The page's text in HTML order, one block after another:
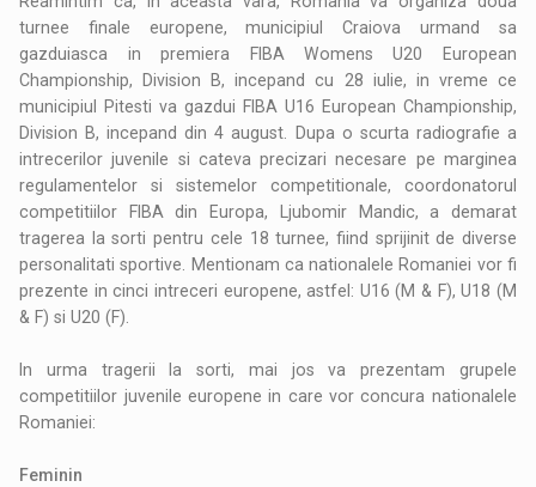
turnee finale europene, municipiul Craiova urmand sa
gazduiasca in premiera FIBA Womens U20 European
Championship, Division B, incepand cu 28 iulie, in vreme ce
municipiul Pitesti va gazdui FIBA U16 European Championship,
Division B, incepand din 4 august. Dupa o scurta radiografie a
intrecerilor juvenile si cateva precizari necesare pe marginea
regulamentelor si sistemelor competitionale, coordonatorul
competitiilor FIBA din Europa, Ljubomir Mandic, a demarat
tragerea la sorti pentru cele 18 turnee, fiind sprijinit de diverse
personalitati sportive. Mentionam ca nationalele Romaniei vor fi
prezente in cinci intreceri europene, astfel: U16 (M & F), U18 (M
& F) si U20 (F).
In urma tragerii la sorti, mai jos va prezentam grupele
competitiilor juvenile europene in care vor concura nationalele
Romaniei:
Feminin